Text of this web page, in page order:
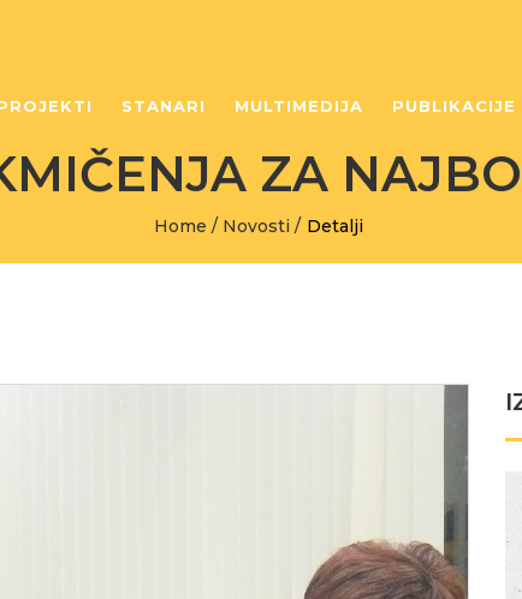
STANARI MULTIMEDIJA PUBLIKACIJE
ZA
Home / Novosti / Detalji